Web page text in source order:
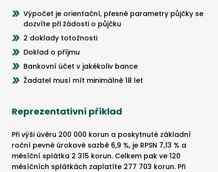
Výpočet je orientační, přesné parametry půjčky se
dozvíte při žádosti o půjčku
2 doklady totožnosti
Doklad o příjmu
Bankovní účet v jakékoliv bance
Žadatel musí mít minimálně 18 let
Reprezentativní příklad
Při výši úvěru 200 000 korun a poskytnuté základní
roční pevné úrokové sazbě 6,9 %, je RPSN 7,13 % a
měsíční splátka 2 315 korun. Celkem pak ve 120
měsíčních splátkách zaplatíte 277 703 korun. Při